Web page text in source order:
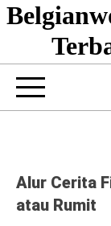
Skip
to
Alur Cerita
atau Rumit